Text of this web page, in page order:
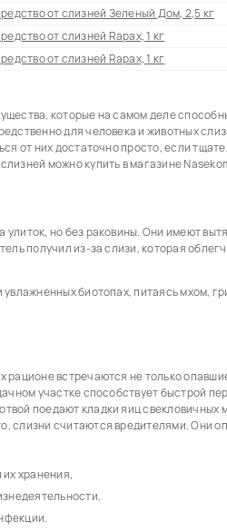
от слизней Зеленый Дом, 2,5 кг
от слизней Rapax, 1 кг
от слизней Rapax, 1 кг
которые на самом деле
для человека и животных
от них достаточно просто, если
можно купить в магазине
но без раковины. Они имеют
получил из-за слизи, которая
биотопах, питаясь мхом,
встречаются не только
участке способствует быстрой
поедают кладки яиц свекловичных
слизни считаются вредителями. Они
хранения,